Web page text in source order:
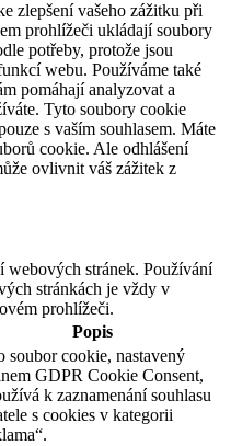
zlepšení vašeho zážitku při
prohlížeči ukládají soubory
potřeby, protože jsou
webu. Používáme také
pomáhají analyzovat a
Tyto soubory cookie
s vaším souhlasem. Máte
cookie. Ale odhlášení
ovlivnit váš zážitek z
webových stránek. Používání
stránkách je vždy v
prohlížeči.
Popis
soubor cookie, nastavený
GDPR Cookie Consent,
k zaznamenání souhlasu
s cookies v kategorii